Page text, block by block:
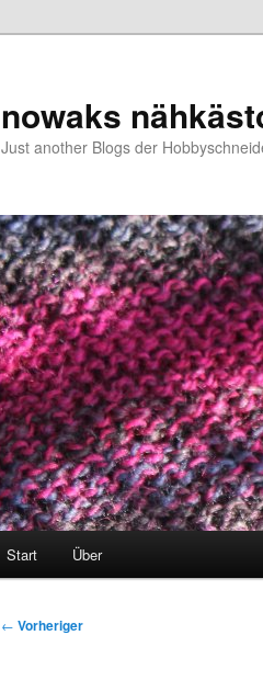
nowaks
Just another Blogs der
Start Über
Beitragsnavigation
← Vorheriger